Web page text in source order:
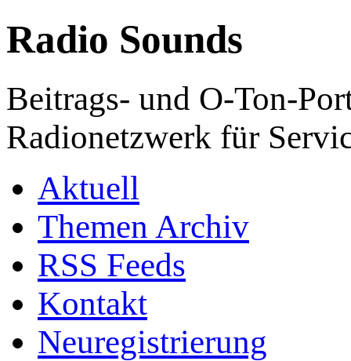
Radio Sounds
Beitrags- und O-Ton-
Radionetzwerk für
Aktuell
Themen Archiv
RSS Feeds
Kontakt
Neuregistrierung